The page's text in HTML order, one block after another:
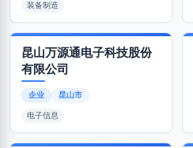
装备制造
昆山万源通电子科技股份
有限公司
企业 昆山市
电子信息